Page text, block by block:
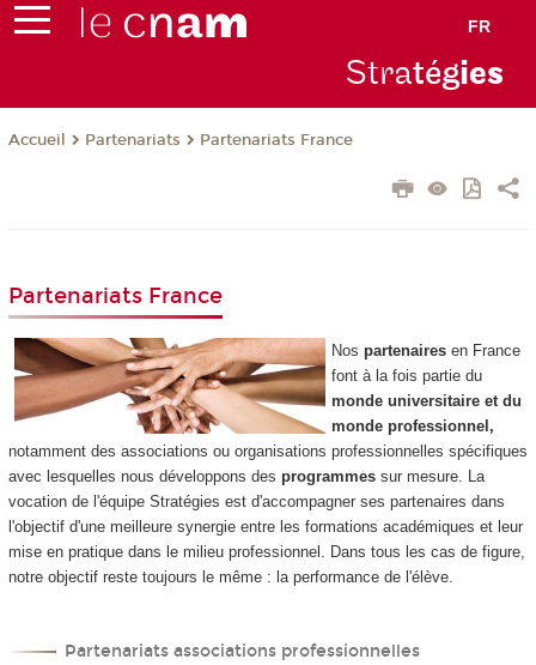
FR
Stratégies
Accueil Partenariats Partenariats France
Partenariats France
Nos partenaires en France
font à la fois partie du
monde universitaire et du
monde professionnel,
notamment des associations ou organisations professionnelles spécifiques
avec lesquelles nous développons des programmes sur mesure. La
vocation de l'équipe Stratégies est d'accompagner ses partenaires dans
l'objectif d'une meilleure synergie entre les formations académiques et leur
mise en pratique dans le milieu professionnel. Dans tous les cas de figure,
notre objectif reste toujours le même : la performance de l'élève.
Partenariats associations professionnelles